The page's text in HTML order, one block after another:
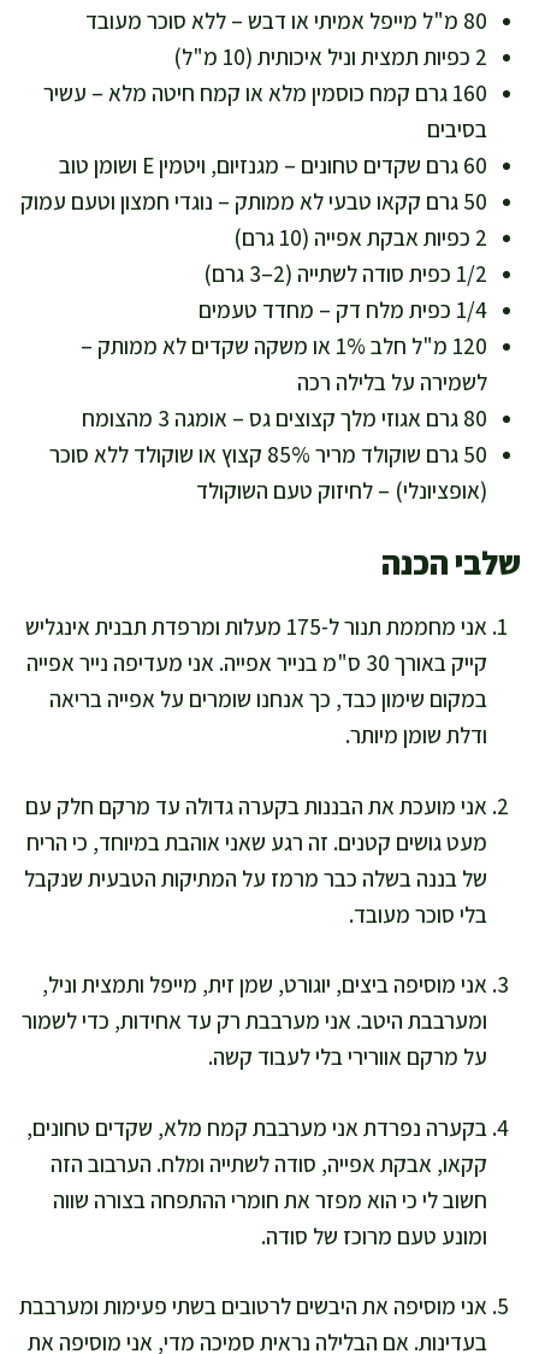
80 מ"ל מייפל אמיתי או דבש – ללא סוכר מעובד
2 כפיות תמצית וניל איכותית (10 מ"ל)
160 גרם קמח כוסמין מלא או קמח חיטה מלא – עשיר
בסיבים
60 גרם שקדים טחונים – מגנזיום, ויטמין E ושומן טוב
50 גרם קקאו טבעי לא ממותק – נוגדי חמצון וטעם עמוק
2 כפיות אבקת אפייה (10 גרם)
1/2 כפית סודה לשתייה (2–3 גרם)
1/4 כפית מלח דק – מחדד טעמים
120 מ"ל חלב 1% או משקה שקדים לא ממותק –
לשמירה על בלילה רכה
80 גרם אגוזי מלך קצוצים גס – אומגה 3 מהצומח
50 גרם שוקולד מריר 85% קצוץ או שוקולד ללא סוכר
(אופציונלי) – לחיזוק טעם השוקולד
שלבי הכנה
אני מחממת תנור ל-175 מעלות ומרפדת תבנית אינגליש
קייק באורך 30 ס"מ בנייר אפייה. אני מעדיפה נייר אפייה
במקום שימון כבד, כך אנחנו שומרים על אפייה בריאה
ודלת שומן מיותר.
אני מועכת את הבננות בקערה גדולה עד מרקם חלק עם
מעט גושים קטנים. זה רגע שאני אוהבת במיוחד, כי הריח
של בננה בשלה כבר מרמז על המתיקות הטבעית שנקבל
בלי סוכר מעובד.
אני מוסיפה ביצים, יוגורט, שמן זית, מייפל ותמצית וניל,
ומערבבת היטב. אני מערבבת רק עד אחידות, כדי לשמור
על מרקם אוורירי בלי לעבוד קשה.
בקערה נפרדת אני מערבבת קמח מלא, שקדים טחונים,
קקאו, אבקת אפייה, סודה לשתייה ומלח. הערבוב הזה
חשוב לי כי הוא מפזר את חומרי ההתפחה בצורה שווה
ומונע טעם מרוכז של סודה.
אני מוסיפה את היבשים לרטובים בשתי פעימות ומערבבת
בעדינות. אם הבלילה נראית סמיכה מדי, אני מוסיפה את